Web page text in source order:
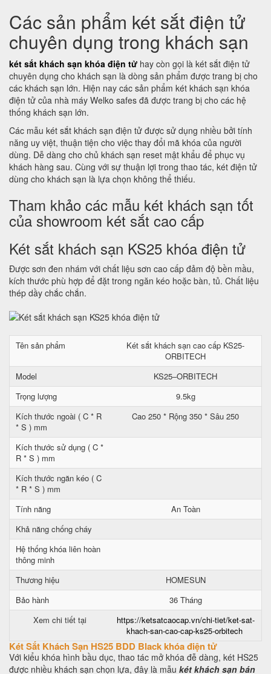
Các sản phẩm két sắt điện tử
chuyên dụng trong khách sạn
két sắt khách sạn khóa điện tử hay còn gọi là két sắt điện tử
chuyên dụng cho khách sạn là dòng sản phẩm được trang bị cho
các khách sạn lớn. Hiện nay các sản phẩm két khách sạn khóa
điện tử của nhà máy Welko safes đã được trang bị cho các hệ
thống khách sạn lớn.
Các mẫu két sắt khách sạn điện tử được sử dụng nhiều bởi tính
năng uy việt, thuận tiện cho việc thay đổi mã khóa của người
dùng. Dễ dàng cho chủ khách sạn reset mật khẩu để phục vụ
khách hàng sau. Cùng với sự thuận lợi trong thao tác, két điện tử
dùng cho khách sạn là lựa chọn không thể thiếu.
Tham khảo các mẫu két khách sạn tốt
của showroom két sắt cao cấp
Két sắt khách sạn KS25 khóa điện tử
Được sơn đen nhám với chất liệu sơn cao cấp đảm độ bền mầu,
kích thước phù hợp để đặt trong ngăn kéo hoặc bàn, tủ. Chất liệu
thép dầy chắc chắn.
Tên sản phẩm
Két sắt khách sạn cao cấp KS25-
ORBITECH
Model
KS25–ORBITECH
Trọng lượng
9.5kg
Kích thước ngoài ( C * R
* S ) mm
Cao 250 * Rộng 350 * Sâu 250
Kích thước sử dụng ( C *
R * S ) mm
Kích thước ngăn kéo ( C
* R * S ) mm
Tính năng
An Toàn
Khả năng chống cháy
Hệ thống khóa liên hoàn
thông minh
Thương hiệu
HOMESUN
Bảo hành
36 Tháng
Xem chi tiết tại
https://ketsatcaocap.vn/chi-tiet/ket-sat-
khach-san-cao-cap-ks25-orbitech
Két Sắt Khách Sạn HS25 BDD Black khóa điện tử
Với kiểu khóa hình bầu dục, thao tác mở khóa đễ dàng, két HS25
được nhiều khách sạn chọn lựa, đây là mẫu két khách sạn bán